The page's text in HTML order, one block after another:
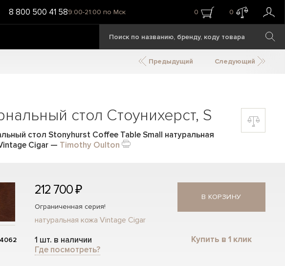
8 800 500 41 589:00-21:00 по Мск 0 0
Предыдущий Следующий
стол Стоунихерст, S
стол Stonyhurst Coffee Table Small натуральная
Cigar — Timothy Oulton
212 700 ₽
Ограниченная серия!
натуральная кожа Vintage Cigar
1 шт. в наличии
Где посмотреть?
В КОРЗИНУ
Купить в 1 клик